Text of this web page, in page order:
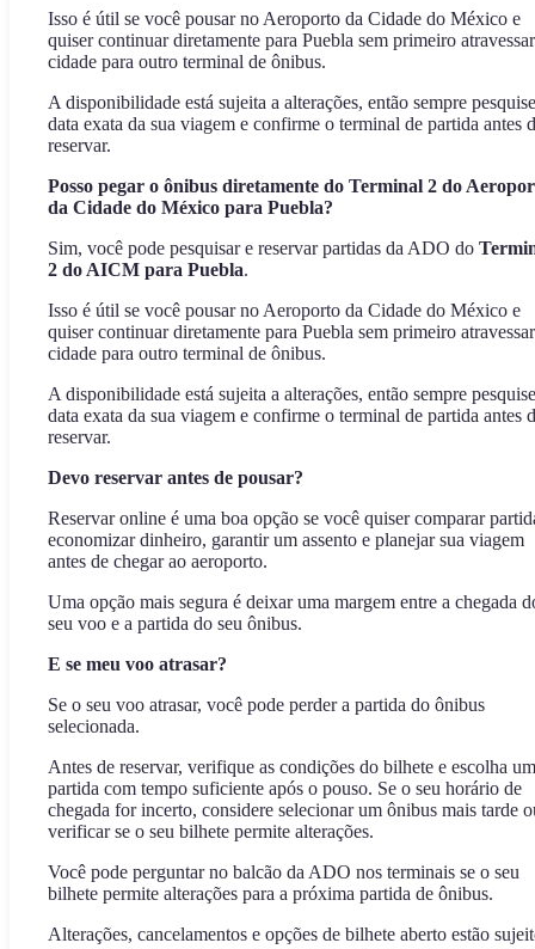
Isso é útil se você pousar no Aeroporto da Cidade do México e
quiser continuar diretamente para Puebla sem primeiro
cidade para outro terminal de ônibus.
A disponibilidade está sujeita a alterações, então sempre
data exata da sua viagem e confirme o terminal de partida antes
reservar.
Posso pegar o ônibus diretamente do Terminal 2 do
da Cidade do México para Puebla?
Sim, você pode pesquisar e reservar partidas da ADO do
2 do AICM para Puebla.
Isso é útil se você pousar no Aeroporto da Cidade do México e
quiser continuar diretamente para Puebla sem primeiro
cidade para outro terminal de ônibus.
A disponibilidade está sujeita a alterações, então sempre
data exata da sua viagem e confirme o terminal de partida antes
reservar.
Devo reservar antes de pousar?
Reservar online é uma boa opção se você quiser comparar
economizar dinheiro, garantir um assento e planejar sua viagem
antes de chegar ao aeroporto.
Uma opção mais segura é deixar uma margem entre a chegada
seu voo e a partida do seu ônibus.
E se meu voo atrasar?
Se o seu voo atrasar, você pode perder a partida do ônibus
selecionada.
Antes de reservar, verifique as condições do bilhete e escolha
partida com tempo suficiente após o pouso. Se o seu horário de
chegada for incerto, considere selecionar um ônibus mais tarde
verificar se o seu bilhete permite alterações.
Você pode perguntar no balcão da ADO nos terminais se o seu
bilhete permite alterações para a próxima partida de ônibus.
Alterações, cancelamentos e opções de bilhete aberto estão